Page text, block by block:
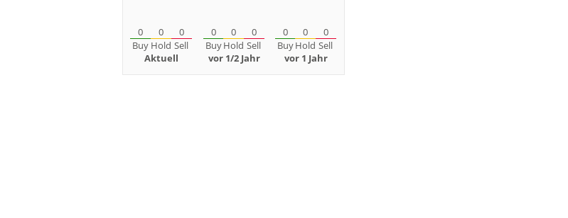
0
Buy
0
Hold
0
Sell
Aktuell
0
Buy
0
Hold
0
Sell
vor 1/2 Jahr
0
Buy
0
Hold
0
Sell
vor 1 Jahr